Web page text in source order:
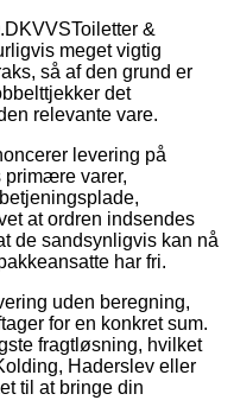
&
meget vigtig
så af den grund er
det
relevante vare.
levering på
primære varer,
at ordren indsendes
de sandsynligvis kan nå
har fri.
uden beregning,
for en konkret sum.
fragtløsning, hvilket
Haderslev eller
til at bringe din